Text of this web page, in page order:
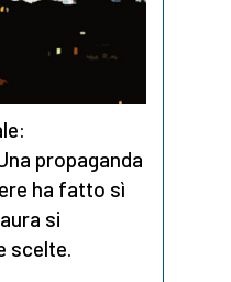
propaganda
ha fatto sì
si
scelte.